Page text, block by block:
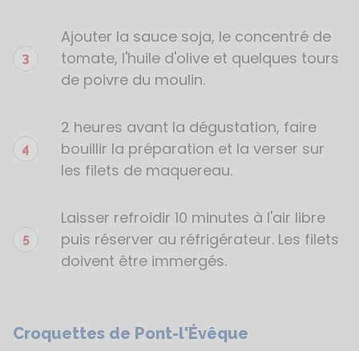
Ajouter la sauce soja, le concentré de
tomate, l'huile d'olive et quelques tours
de poivre du moulin.
2 heures avant la dégustation, faire
bouillir la préparation et la verser sur
les filets de maquereau.
Laisser refroidir 10 minutes à l'air libre
puis réserver au réfrigérateur. Les filets
doivent être immergés.
Croquettes de Pont-l'Évêque